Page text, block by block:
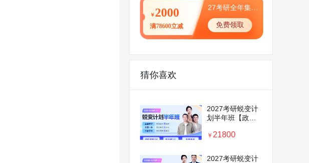
￥ 2000
满78600立减 免费领取
猜你喜欢
2027考研蜕变计
划半年班【政治
1v1】
￥ 21800
2027考研蜕变计